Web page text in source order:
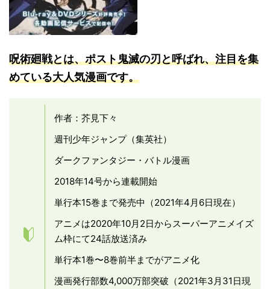
呪術廻戦とは、ポスト鬼滅の刃と呼ばれ、注目を集
めている大人気漫画です。
作者：芥見下々
週刊少年ジャンプ（集英社）
ダークファンタジー・バトル漫画
2018年14号から連載開始
単行本15巻まで発売中（2021年4月6日現在）
アニメは2020年10月2日からスーパーアニメイズ
ム枠にて24話放送済み
単行本1巻〜8巻前半までがアニメ化
漫画発行部数4,000万部突破（2021年3月31日現